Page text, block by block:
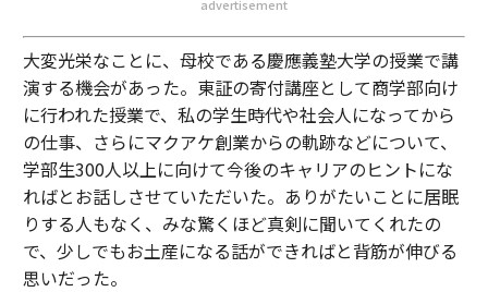
advertisement
大変光栄なことに、母校である慶應義塾大学の授業で講
演する機会があった。東証の寄付講座として商学部向け
に行われた授業で、私の学生時代や社会人になってから
の仕事、さらにマクアケ創業からの軌跡などについて、
学部生300人以上に向けて今後のキャリアのヒントにな
ればとお話しさせていただいた。ありがたいことに居眠
りする人もなく、みな驚くほど真剣に聞いてくれたの
で、少しでもお土産になる話ができればと背筋が伸びる
思いだった。